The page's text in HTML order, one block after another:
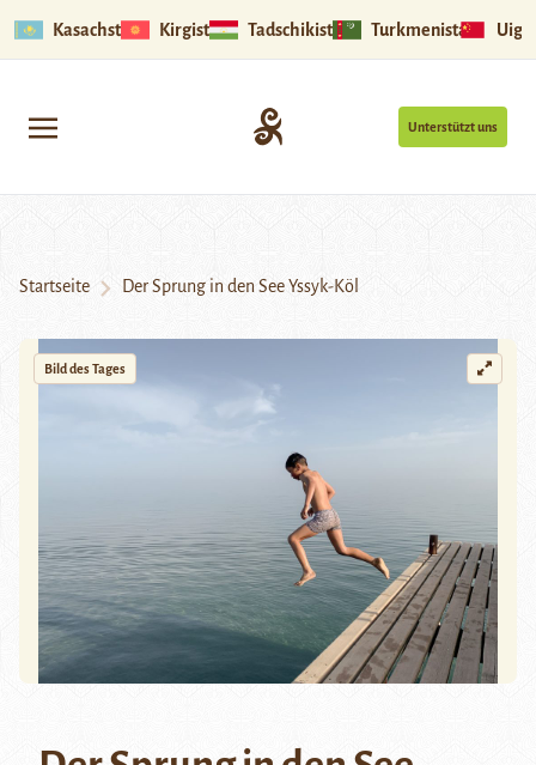
Kasachstan Kirgistan Tadschikistan Turkmenistan
Unterstützt uns
Startseite Der Sprung in den See Yssyk-Köl
Bild des Tages